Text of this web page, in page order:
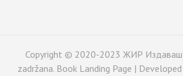
Copyright © 2020-2023 ЖИР
zadržana. Book Landing Page |